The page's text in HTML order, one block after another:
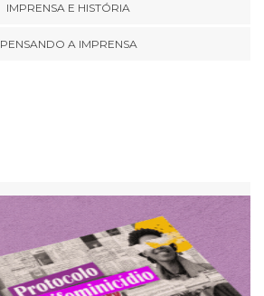
IMPRENSA E HISTÓRIA
PENSANDO A IMPRENSA